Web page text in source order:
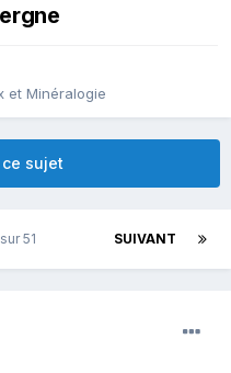
et Minéralogie
sujet
SUIVANT
51